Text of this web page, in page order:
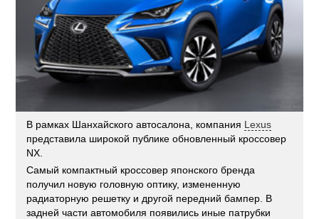
В рамках Шанхайского автосалона, компания Lexus
представила широкой публике обновленный кроссовер
NX.
Самый компактный кроссовер японского бренда
получил новую головную оптику, измененную
радиаторную решетку и другой передний бампер. В
задней части автомобиля появились иные патрубки